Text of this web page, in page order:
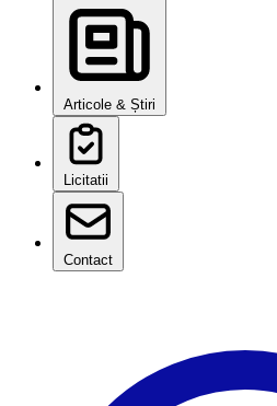
Articole & Știri
Licitatii
Contact